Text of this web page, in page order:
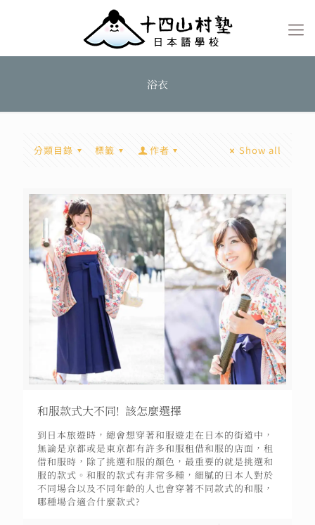
浴衣
分類目錄 標籤 作者 Show all
和服款式大不同! 該怎麼選擇
到日本旅遊時，總會想穿著和服遊走在日本的街道中，
無論是京都或是東京都有許多和服租借和服的店面，租
借和服時，除了挑選和服的顏色，最重要的就是挑選和
服的款式。和服的款式有非常多種，細膩的日本人對於
不同場合以及不同年齡的人也會穿著不同款式的和服，
哪種場合適合什麼款式?